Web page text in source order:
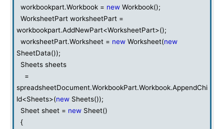
workbookpart.Workbook = new Workbook();
WorksheetPart worksheetPart =
workbookpart.AddNewPart<WorksheetPart>();
worksheetPart.Worksheet = new Worksheet(new
SheetData());
Sheets sheets
=
spreadsheetDocument.WorkbookPart.Workbook.AppendChi
ld<Sheets>(new Sheets());
Sheet sheet = new Sheet()
{